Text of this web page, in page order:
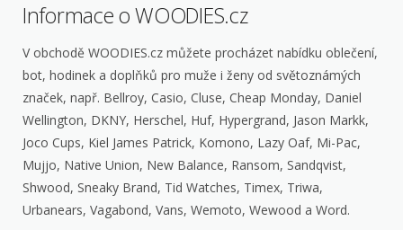
Informace o WOODIES.cz
V obchodě WOODIES.cz můžete procházet nabídku oblečení,
bot, hodinek a doplňků pro muže i ženy od světoznámých
značek, např. Bellroy, Casio, Cluse, Cheap Monday, Daniel
Wellington, DKNY, Herschel, Huf, Hypergrand, Jason Markk,
Joco Cups, Kiel James Patrick, Komono, Lazy Oaf, Mi-Pac,
Mujjo, Native Union, New Balance, Ransom, Sandqvist,
Shwood, Sneaky Brand, Tid Watches, Timex, Triwa,
Urbanears, Vagabond, Vans, Wemoto, Wewood a Word.